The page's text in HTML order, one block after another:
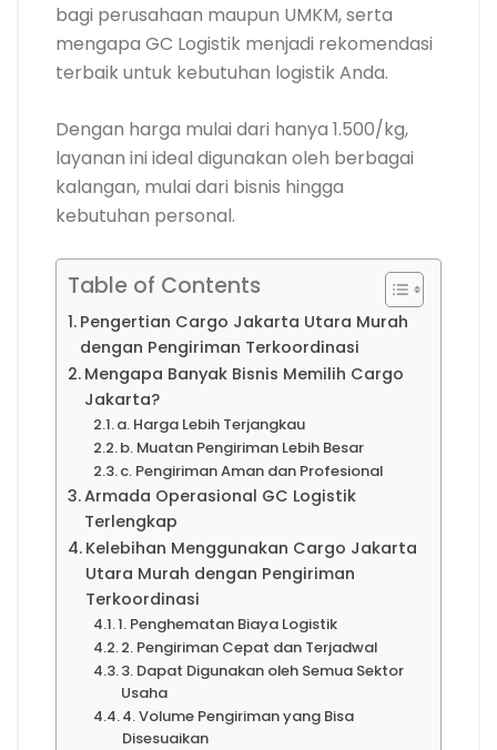
bagi perusahaan maupun UMKM, serta
mengapa GC Logistik menjadi rekomendasi
terbaik untuk kebutuhan logistik Anda.
Dengan harga mulai dari hanya 1.500/kg,
layanan ini ideal digunakan oleh berbagai
kalangan, mulai dari bisnis hingga
kebutuhan personal.
Table of Contents
Pengertian Cargo Jakarta Utara Murah
dengan Pengiriman Terkoordinasi
Mengapa Banyak Bisnis Memilih Cargo
Jakarta?
a. Harga Lebih Terjangkau
b. Muatan Pengiriman Lebih Besar
c. Pengiriman Aman dan Profesional
Armada Operasional GC Logistik
Terlengkap
Kelebihan Menggunakan Cargo Jakarta
Utara Murah dengan Pengiriman
Terkoordinasi
1. Penghematan Biaya Logistik
2. Pengiriman Cepat dan Terjadwal
3. Dapat Digunakan oleh Semua Sektor
Usaha
4. Volume Pengiriman yang Bisa
Disesuaikan